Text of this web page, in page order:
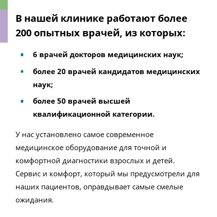
В нашей клинике работают более
200 опытных врачей, из которых:
6 врачей докторов медицинских наук;
более 20 врачей кандидатов медицинских
наук;
более 50 врачей высшей
квалификационной категории.
У нас установлено самое современное
медицинское оборудование для точной и
комфортной диагностики взрослых и детей.
Сервис и комфорт, который мы предусмотрели для
наших пациентов, оправдывает самые смелые
ожидания.